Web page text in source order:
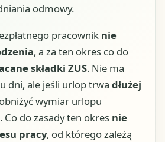
odmowy.
pracownik nie
, a za ten okres co do
składki ZUS. Nie ma
dni, ale jeśli urlop trwa dłużej
wymiar urlopu
do zasady ten okres nie
pracy, od którego zależą